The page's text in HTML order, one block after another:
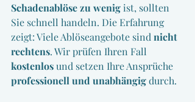
Schadenablöse zu wenig ist, sollten
Sie schnell handeln. Die Erfahrung
zeigt: Viele Ablöseangebote sind nicht
rechtens. Wir prüfen Ihren Fall
kostenlos und setzen Ihre Ansprüche
professionell und unabhängig durch.